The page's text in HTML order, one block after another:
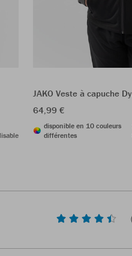
JAKO Veste à capuche
64,99 €
disponible en 10 couleurs
différentes
(